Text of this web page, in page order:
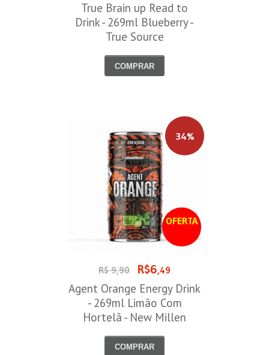
True Brain up Read to
Drink - 269ml Blueberry -
True Source
COMPRAR
OFERTA
34%
R$ 9,90 R$6,49
Agent Orange Energy Drink
- 269ml Limão Com
Hortelã - New Millen
COMPRAR